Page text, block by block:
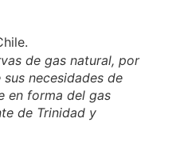
de gas natural, por
necesidades de
en forma del gas
de Trinidad y